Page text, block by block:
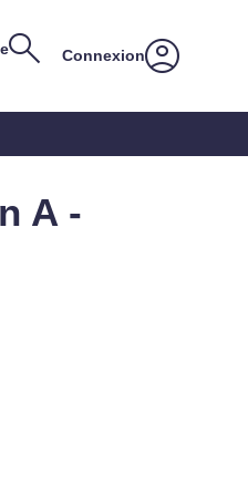
Connexion
A -